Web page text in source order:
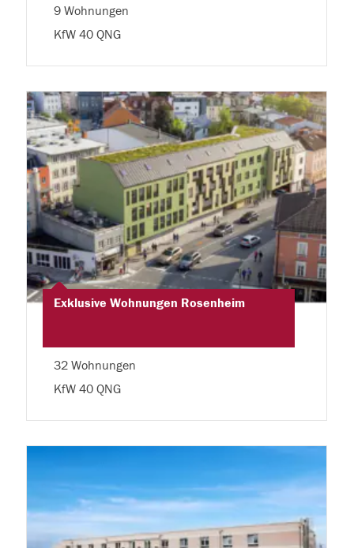
9 Wohnungen
KfW 40 QNG
Exklusive Wohnungen Rosenheim
32 Wohnungen
KfW 40 QNG